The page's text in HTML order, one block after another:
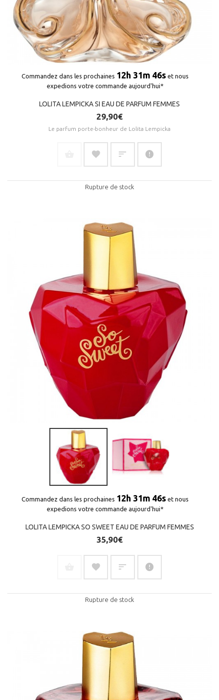
(2 avis)
Commandez dans les prochaines 12h 31m 45s et nous
expedions votre commande aujourd'hui*
LOLITA LEMPICKA SI EAU DE PARFUM FEMMES
29,90€
Le parfum porte-bonheur de Lolita Lempicka
Rupture de stock
Commandez dans les prochaines 12h 31m 45s et nous
expedions votre commande aujourd'hui*
LOLITA LEMPICKA SO SWEET EAU DE PARFUM FEMMES
35,90€
Rupture de stock